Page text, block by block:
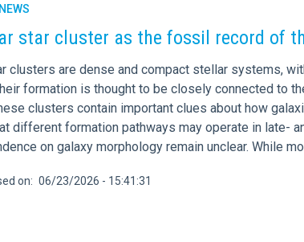
star cluster as the fossil record of
clusters are dense and compact stellar systems,
formation is thought to be closely connected to
clusters contain important clues about how
different formation pathways may operate in late-
on galaxy morphology remain unclear. While
on 06/23/2026 - 15:41:31